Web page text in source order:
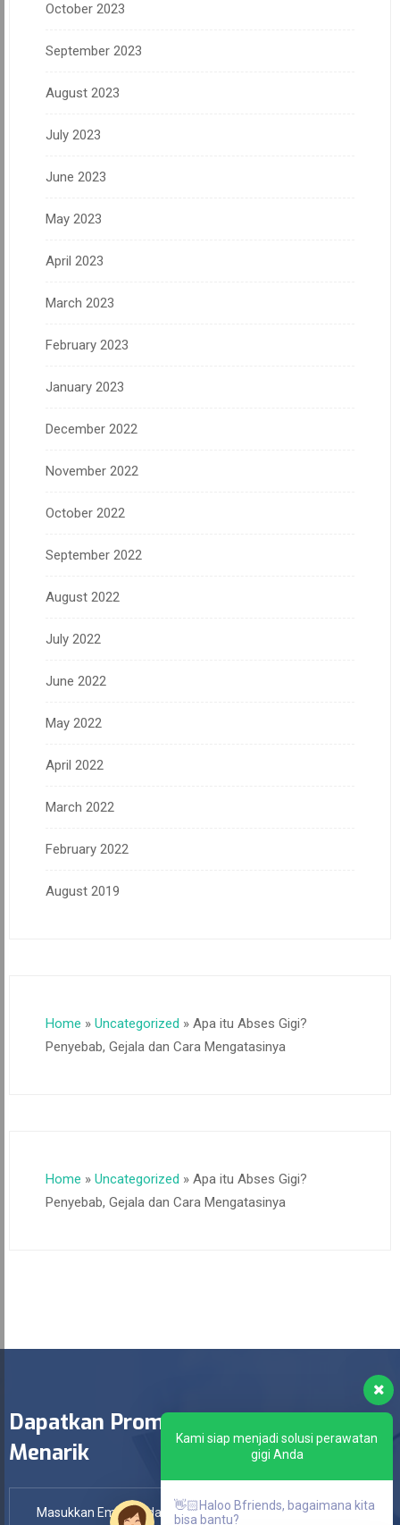
October 2023
September 2023
August 2023
July 2023
June 2023
May 2023
April 2023
March 2023
February 2023
January 2023
December 2022
November 2022
October 2022
September 2022
August 2022
July 2022
June 2022
May 2022
April 2022
March 2022
February 2022
August 2019
Home » Uncategorized » Apa itu Abses Gigi?
Penyebab, Gejala dan Cara Mengatasinya
Home » Uncategorized » Apa itu Abses Gigi?
Penyebab, Gejala dan Cara Mengatasinya
Dapatkan Promo
Menarik
Kami siap menjadi solusi perawatan
gigi Anda
👋🏻Haloo Bfriends, bagaimana kita
bisa bantu?